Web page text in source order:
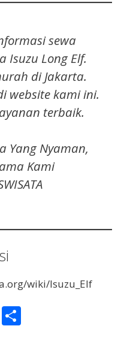
sewa
Isuzu Long Elf.
di Jakarta.
website kami ini.
terbaik.
Yang Nyaman,
Kami
wiki/Isuzu_Elf
C